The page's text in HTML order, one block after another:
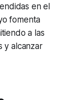
en el
fomenta
a las
y alcanzar